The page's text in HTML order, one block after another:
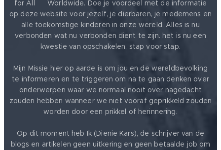
for All ❤️ Worldwide. Doe je voordeel met de informatie
op deze website voor jezelf, je dierbaren, je medemens en
alle toekomstige kinderen in onze wereld. Alles is nu
verbonden wat nu verbonden dient te zijn. het is nu een
kwestie van opschakelen, stap voor stap.
Mijn Missie hier op aarde is om jou en de wereldbevolking
te informeren en te triggeren om na te gaan denken over
onderwerpen waar we normaal nooit over nagedacht
zouden hebben wanneer we niet vooraf geprikkeld zouden
worden door een prikkel of herinnering.
Op dit moment heb Ik (Dienie Kars), de schrijver van de
blogs en artikelen geen uitkering en geen betaalde job om